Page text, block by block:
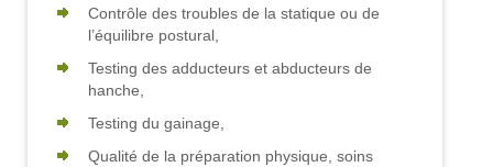
Contrôle des troubles de la statique ou de
l’équilibre postural,
Testing des adducteurs et abducteurs de
hanche,
Testing du gainage,
Qualité de la préparation physique, soins